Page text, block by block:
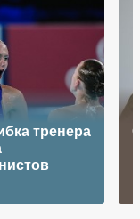
тренера